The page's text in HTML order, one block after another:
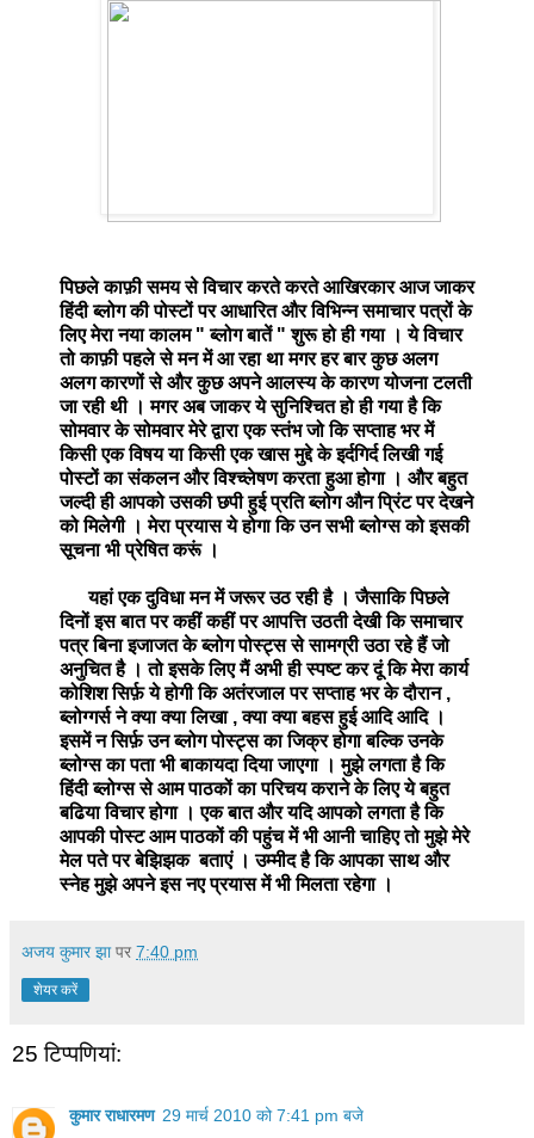
पिछले काफ़ी समय से विचार करते करते आखिरकार आज जाकर
हिंदी ब्लोग की पोस्टों पर आधारित और विभिन्न समाचार पत्रों के
लिए मेरा नया कालम " ब्लोग बातें " शुरू हो ही गया । ये विचार
तो काफ़ी पहले से मन में आ रहा था मगर हर बार कुछ अलग
अलग कारणों से और कुछ अपने आलस्य के कारण योजना टलती
जा रही थी । मगर अब जाकर ये सुनिश्चित हो ही गया है कि
सोमवार के सोमवार मेरे द्वारा एक स्तंभ जो कि सप्ताह भर में
किसी एक विषय या किसी एक खास मुद्दे के इर्दगिर्द लिखी गई
पोस्टों का संकलन और विश्च्लेषण करता हुआ होगा । और बहुत
जल्दी ही आपको उसकी छपी हुई प्रति ब्लोग औन प्रिंट पर देखने
को मिलेगी । मेरा प्रयास ये होगा कि उन सभी ब्लोग्स को इसकी
सूचना भी प्रेषित करूं ।
यहां एक दुविधा मन में जरूर उठ रही है । जैसाकि पिछले
दिनों इस बात पर कहीं कहीं पर आपत्ति उठती देखी कि समाचार
पत्र बिना इजाजत के ब्लोग पोस्ट्स से सामग्री उठा रहे हैं जो
अनुचित है । तो इसके लिए मैं अभी ही स्पष्ट कर दूं कि मेरा कार्य
कोशिश सिर्फ़ ये होगी कि अतंरजाल पर सप्ताह भर के दौरान ,
ब्लोग्गर्स ने क्या क्या लिखा , क्या क्या बहस हुई आदि आदि ।
इसमें न सिर्फ़ उन ब्लोग पोस्ट्स का जिक्र होगा बल्कि उनके
ब्लोग्स का पता भी बाकायदा दिया जाएगा । मुझे लगता है कि
हिंदी ब्लोग्स से आम पाठकों का परिचय कराने के लिए ये बहुत
बढिया विचार होगा । एक बात और यदि आपको लगता है कि
आपकी पोस्ट आम पाठकों की पहुंच में भी आनी चाहिए तो मुझे मेरे
मेल पते पर बेझिझक बताएं । उम्मीद है कि आपका साथ और
स्नेह मुझे अपने इस नए प्रयास में भी मिलता रहेगा ।
अजय कुमार झा पर 7:40 pm
शेयर करें
25 टिप्‍पणियां:
कुमार राधारमण 29 मार्च 2010 को 7:41 pm बजे